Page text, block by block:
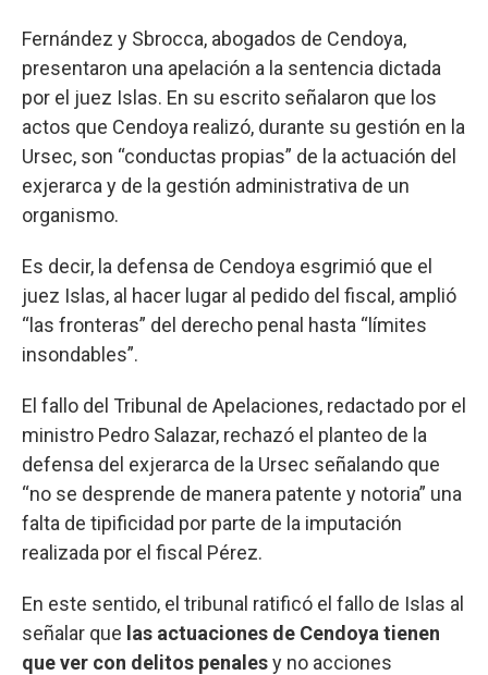
Fernández y Sbrocca, abogados de Cendoya,
presentaron una apelación a la sentencia dictada
por el juez Islas. En su escrito señalaron que los
actos que Cendoya realizó, durante su gestión en la
Ursec, son “conductas propias” de la actuación del
exjerarca y de la gestión administrativa de un
organismo.
Es decir, la defensa de Cendoya esgrimió que el
juez Islas, al hacer lugar al pedido del fiscal, amplió
“las fronteras” del derecho penal hasta “límites
insondables”.
El fallo del Tribunal de Apelaciones, redactado por el
ministro Pedro Salazar, rechazó el planteo de la
defensa del exjerarca de la Ursec señalando que
“no se desprende de manera patente y notoria” una
falta de tipificidad por parte de la imputación
realizada por el fiscal Pérez.
En este sentido, el tribunal ratificó el fallo de Islas al
señalar que las actuaciones de Cendoya tienen
que ver con delitos penalesy no acciones